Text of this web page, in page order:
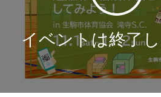
イベントは終了
スポットに